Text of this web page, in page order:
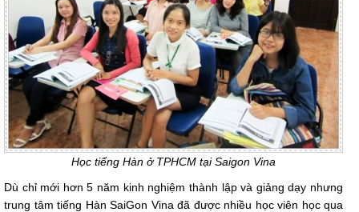
Học tiếng Hàn ở TPHCM tại Saigon Vina
Dù chỉ mới hơn 5 năm kinh nghiệm thành lập và giảng dạy nhưng
trung tâm tiếng Hàn SaiGon Vina đã được nhiều học viên học qua